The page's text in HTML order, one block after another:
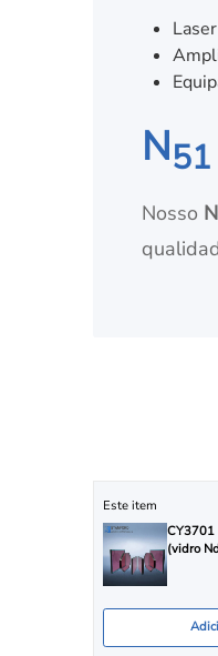
N51
Nosso N
Este item
CY3701
(vidro